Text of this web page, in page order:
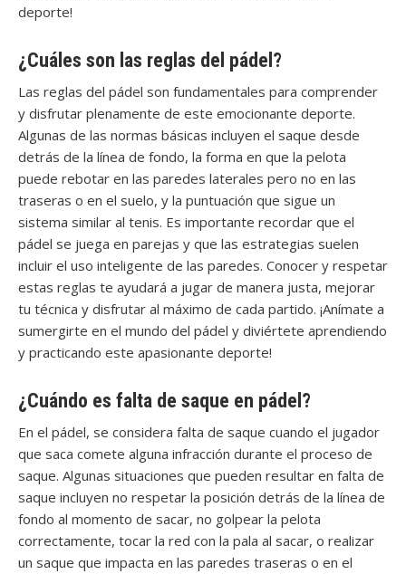
deporte!
¿Cuáles son las reglas del pádel?
Las reglas del pádel son fundamentales para comprender
y disfrutar plenamente de este emocionante deporte.
Algunas de las normas básicas incluyen el saque desde
detrás de la línea de fondo, la forma en que la pelota
puede rebotar en las paredes laterales pero no en las
traseras o en el suelo, y la puntuación que sigue un
sistema similar al tenis. Es importante recordar que el
pádel se juega en parejas y que las estrategias suelen
incluir el uso inteligente de las paredes. Conocer y respetar
estas reglas te ayudará a jugar de manera justa, mejorar
tu técnica y disfrutar al máximo de cada partido. ¡Anímate a
sumergirte en el mundo del pádel y diviértete aprendiendo
y practicando este apasionante deporte!
¿Cuándo es falta de saque en pádel?
En el pádel, se considera falta de saque cuando el jugador
que saca comete alguna infracción durante el proceso de
saque. Algunas situaciones que pueden resultar en falta de
saque incluyen no respetar la posición detrás de la línea de
fondo al momento de sacar, no golpear la pelota
correctamente, tocar la red con la pala al sacar, o realizar
un saque que impacta en las paredes traseras o en el